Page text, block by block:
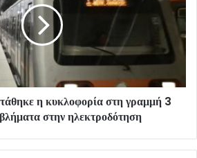
η κυκλοφορία στη γραμμή 3
στην ηλεκτροδότηση